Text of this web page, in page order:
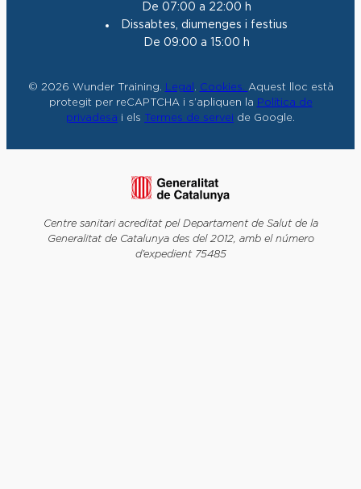
De 07:00 a 22:00 h
Dissabtes, diumenges i festius
De 09:00 a 15:00 h
© 2026 Wunder Training. Legal . Cookies. Aquest lloc està
protegit per reCAPTCHA i s’apliquen la Política de
privadesa i els Termes de servei de Google.
Centre sanitari acreditat pel Departament de Salut de la
Generalitat de Catalunya des del 2012, amb el número
d’expedient 75485